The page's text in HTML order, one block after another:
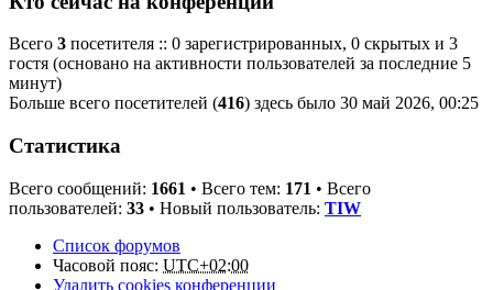
Всего 3 посетителя :: 0 зарегистрированных, 0 скрытых и 3
гостя (основано на активности пользователей за последние 5
минут)
Больше всего посетителей (416) здесь было 30 май 2026, 00:25
Статистика
Всего сообщений: 1661 • Всего тем: 171 • Всего
пользователей: 33 • Новый пользователь: TIW
Список форумов
Часовой пояс: UTC+02:00
Удалить cookies конференции